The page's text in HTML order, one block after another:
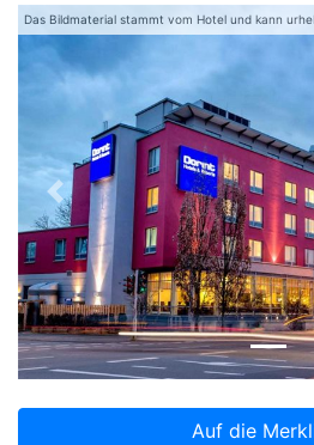
Das Bildmaterial stammt vom Hotel und kann
Zurück
Auf die